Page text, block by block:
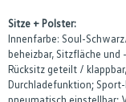
Sitze + Polster:
Innenfarbe: Soul-
beheizbar, Sitzfläche
Rücksitz geteilt /
Durchladefunktion;
pneumatisch einstellbar;